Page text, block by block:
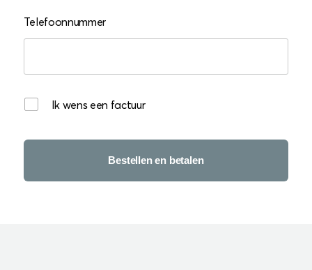
Telefoonnummer
Ik wens een factuur
Bestellen en betalen